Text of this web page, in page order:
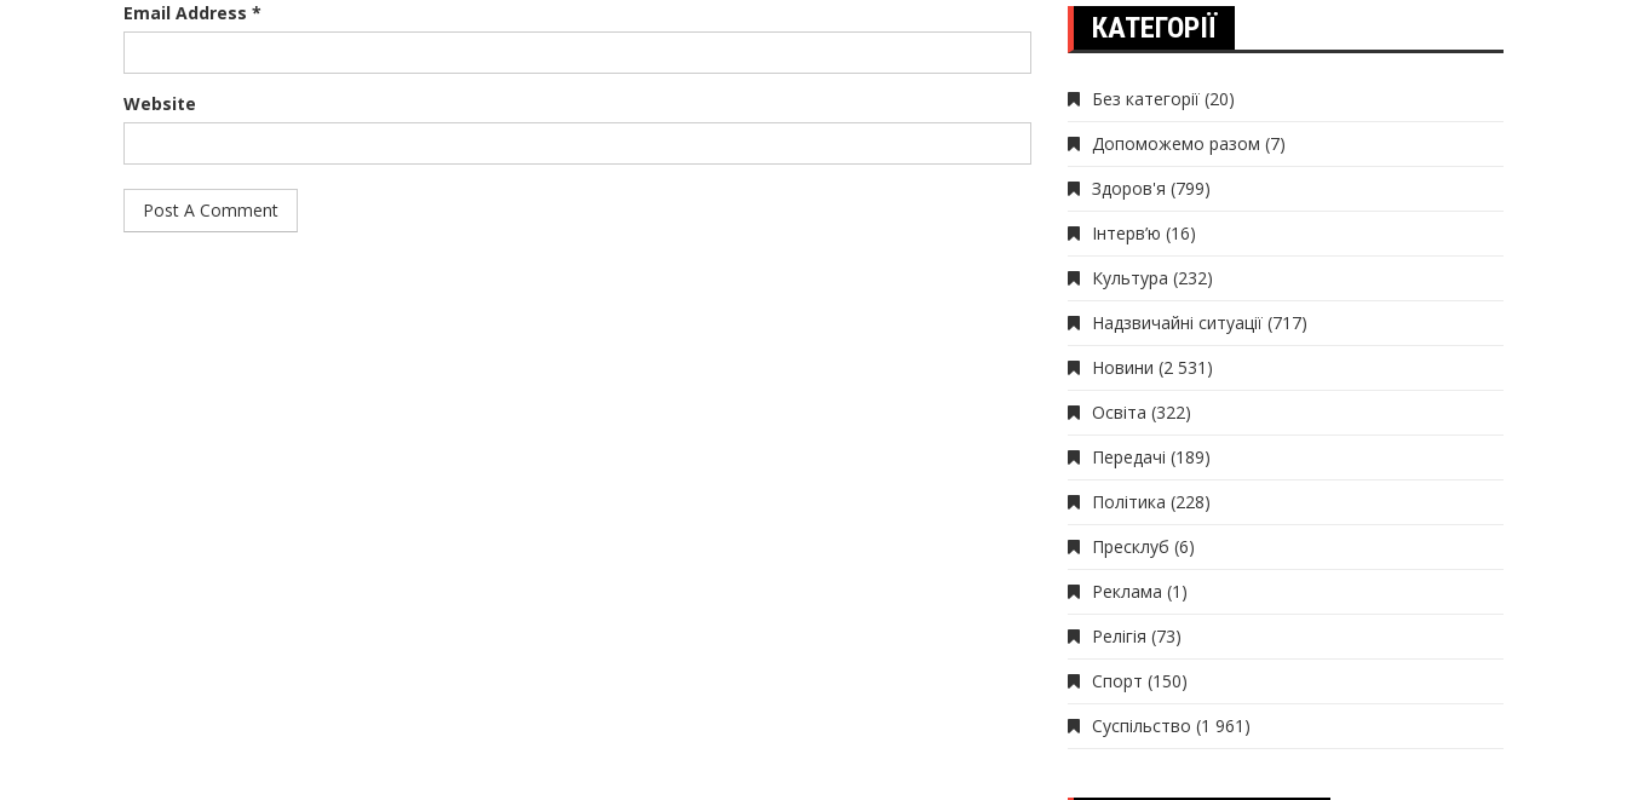
Email Address *
Website
КАТЕГОРІЇ
Без категорії (20)
Допоможемо разом (7)
Здоров'я (799)
Інтерв’ю (16)
Культура (232)
Надзвичайні ситуації (717)
Новини (2 531)
Освіта (322)
Передачі (189)
Політика (228)
Пресклуб (6)
Реклама (1)
Релігія (73)
Спорт (150)
Суспільство (1 961)